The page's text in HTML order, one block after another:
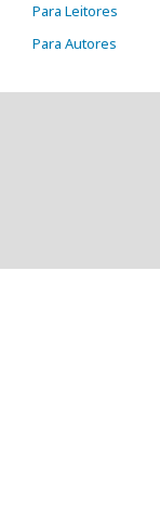
Para Leitores
Para Autores